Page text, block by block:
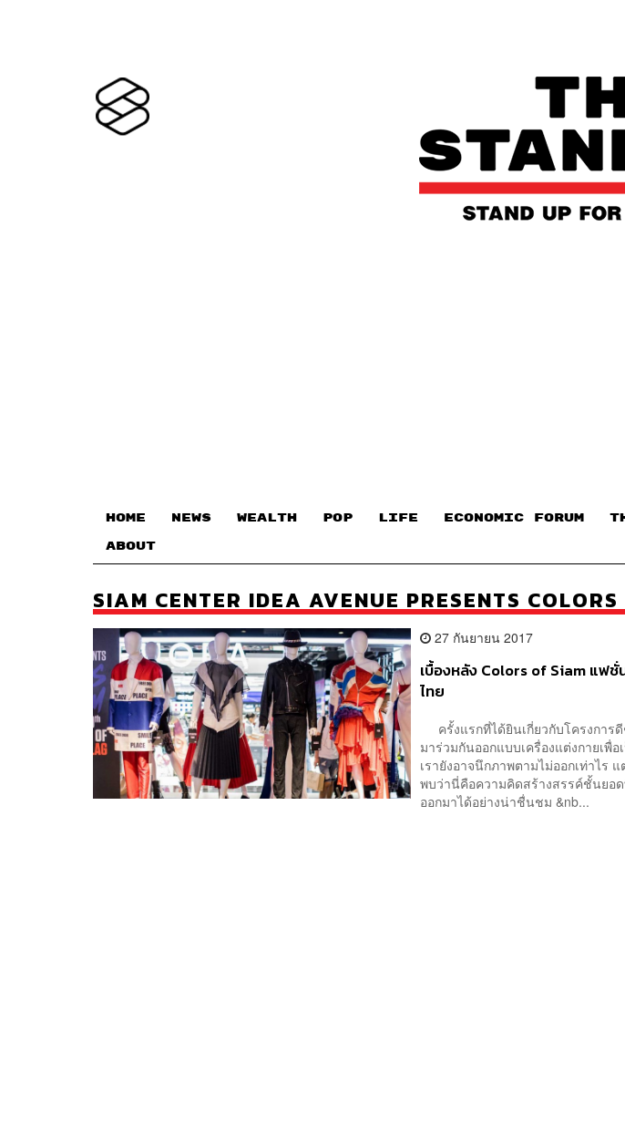
HOME NEWS WEALTH POP LIFE ECONOMIC FORUM
ABOUT
SIAM CENTER IDEA AVENUE PRESENTS
27 กันยายน 2017
เบื้องหลัง Colors of Siam แฟ
ไทย
ครั้งแรกที่ได้ยินเกี่ยวกับโครงการ
มาร่วมกันออกแบบเครื่องแต่งกายเพื่
เรายังอาจนึกภาพตามไม่ออกเท่าไร
พบว่านี่คือความคิดสร้างสรรค์ชั้นยอ
ออกมาได้อย่างน่าชื่นชม &nb...